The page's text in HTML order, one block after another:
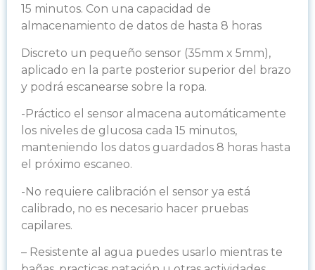
15 minutos. Con una capacidad de
almacenamiento de datos de hasta 8 horas
Discreto un pequeño sensor (35mm x 5mm),
aplicado en la parte posterior superior del brazo
y podrá escanearse sobre la ropa.
-Práctico el sensor almacena automáticamente
los niveles de glucosa cada 15 minutos,
manteniendo los datos guardados 8 horas hasta
el próximo escaneo.
-No requiere calibración el sensor ya está
calibrado, no es necesario hacer pruebas
capilares.
– Resistente al agua puedes usarlo mientras te